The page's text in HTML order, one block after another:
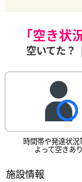
「空き状
空いてた？ |
時間帯や発達状況
よって空きあり
施設情報